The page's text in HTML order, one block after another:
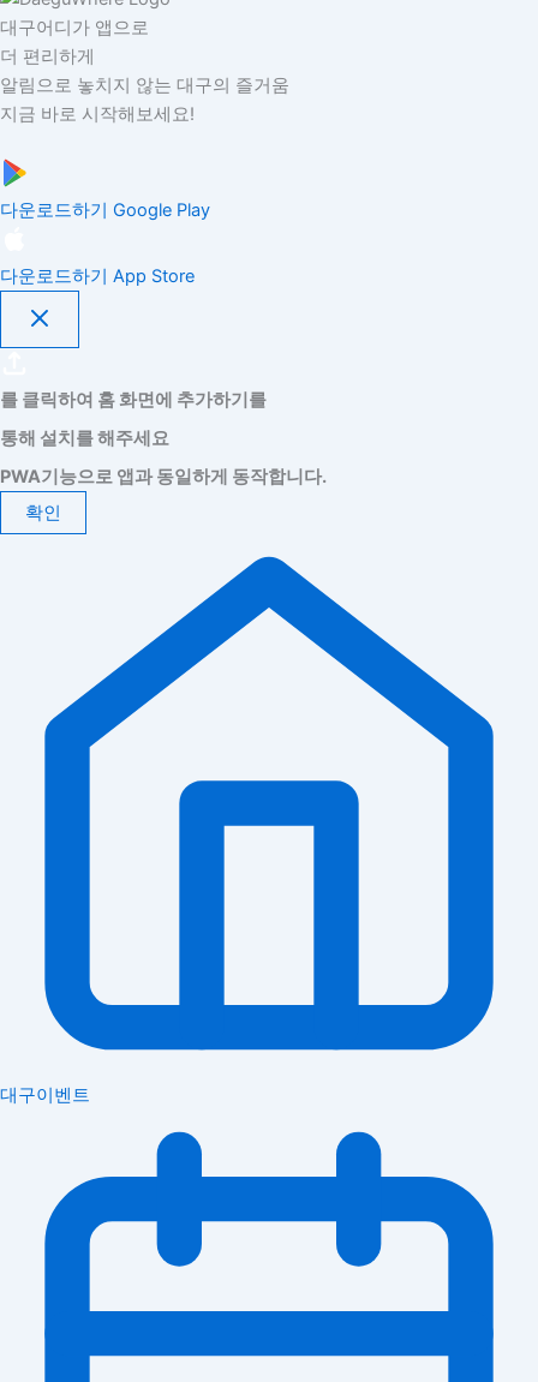
대구어디가 앱으로
더 편리하게
알림으로 놓치지 않는 대구의 즐거움
지금 바로 시작해보세요!
다운로드하기 Google Play
다운로드하기 App Store
를 클릭하여 홈 화면에 추가하기를
통해 설치를 해주세요
PWA기능으로 앱과 동일하게 동작합니다.
확인
대구이벤트